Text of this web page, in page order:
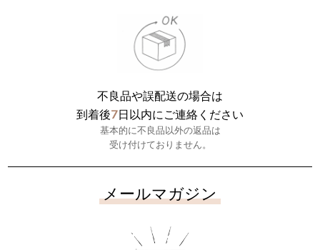
不良品や誤配送の場合は
到着後7日以内にご連絡ください
基本的に不良品以外の返品は
受け付けておりません。
メールマガジン